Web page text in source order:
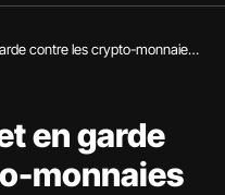
contre les crypto-monnaies
en garde
monnaies